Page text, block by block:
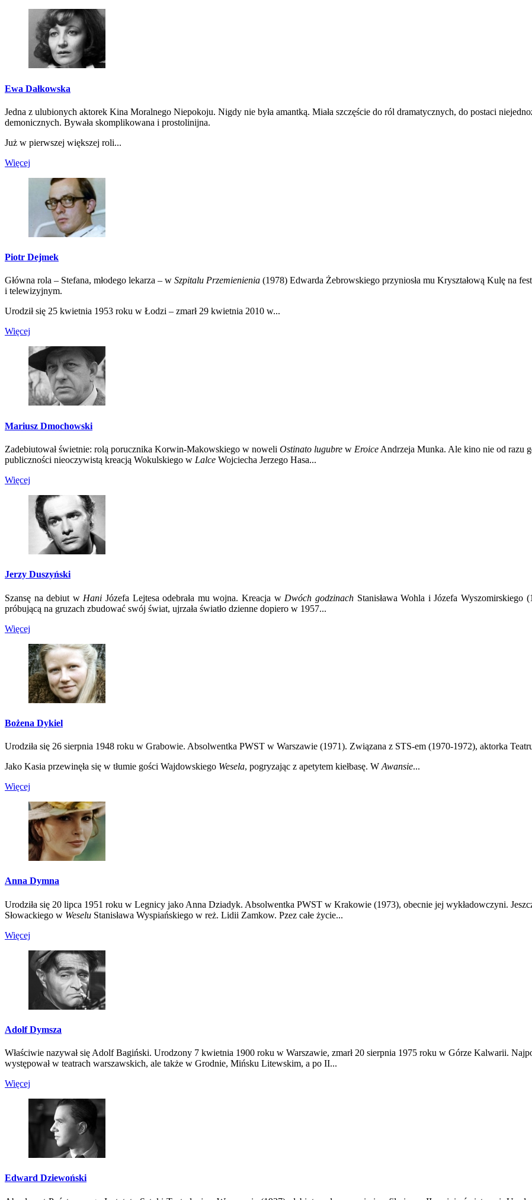
Ewa Dałkowska
Jedna z ulubionych aktorek Kina Moralnego Niepokoju. Nigdy nie była amantką. Miała szczęście do ról dramatycznych, do postaci
demonicznych. Bywała skomplikowana i prostolinijna.
Już w pierwszej większej roli...
Więcej
Piotr Dejmek
Główna rola – Stefana, młodego lekarza – w Szpitalu Przemienienia (1978) Edwarda Żebrowskiego przyniosła mu Kryształową Kulę na
i telewizyjnym.
Urodził się 25 kwietnia 1953 roku w Łodzi – zmarł 29 kwietnia 2010 w...
Więcej
Mariusz Dmochowski
Zadebiutował świetnie: rolą porucznika Korwin-Makowskiego w noweli Ostinato lugubre w Eroice Andrzeja Munka. Ale kino nie od razu
publiczności nieoczywistą kreacją Wokulskiego w Lalce Wojciecha Jerzego Hasa...
Więcej
Jerzy Duszyński
Szansę na debiut w HaniJózefa Lejtesa odebrała mu wojna. Kreacja w Dwóch godzinachStanisława Wohla i Józefa Wyszomirskiego
próbującą na gruzach zbudować swój świat, ujrzała światło dzienne dopiero w 1957...
Więcej
Bożena Dykiel
Urodziła się 26 sierpnia 1948 roku w Grabowie. Absolwentka PWST w Warszawie (1971). Związana z STS-em (1970-1972), aktorka
Jako Kasia przewinęła się w tłumie gości Wajdowskiego Wesela, pogryzając z apetytem kiełbasę. W Awansie...
Więcej
Anna Dymna
Urodziła się 20 lipca 1951 roku w Legnicy jako Anna Dziadyk. Absolwentka PWST w Krakowie (1973), obecnie jej wykładowczyni.
Słowackiego w Weselu Stanisława Wyspiańskiego w reż. Lidii Zamkow. Pzez całe życie...
Więcej
Adolf Dymsza
Właściwie nazywał się Adolf Bagiński. Urodzony 7 kwietnia 1900 roku w Warszawie, zmarł 20 sierpnia 1975 roku w Górze Kalwarii.
występował w teatrach warszawskich, ale także w Grodnie, Mińsku Litewskim, a po II...
Więcej
Edward Dziewoński